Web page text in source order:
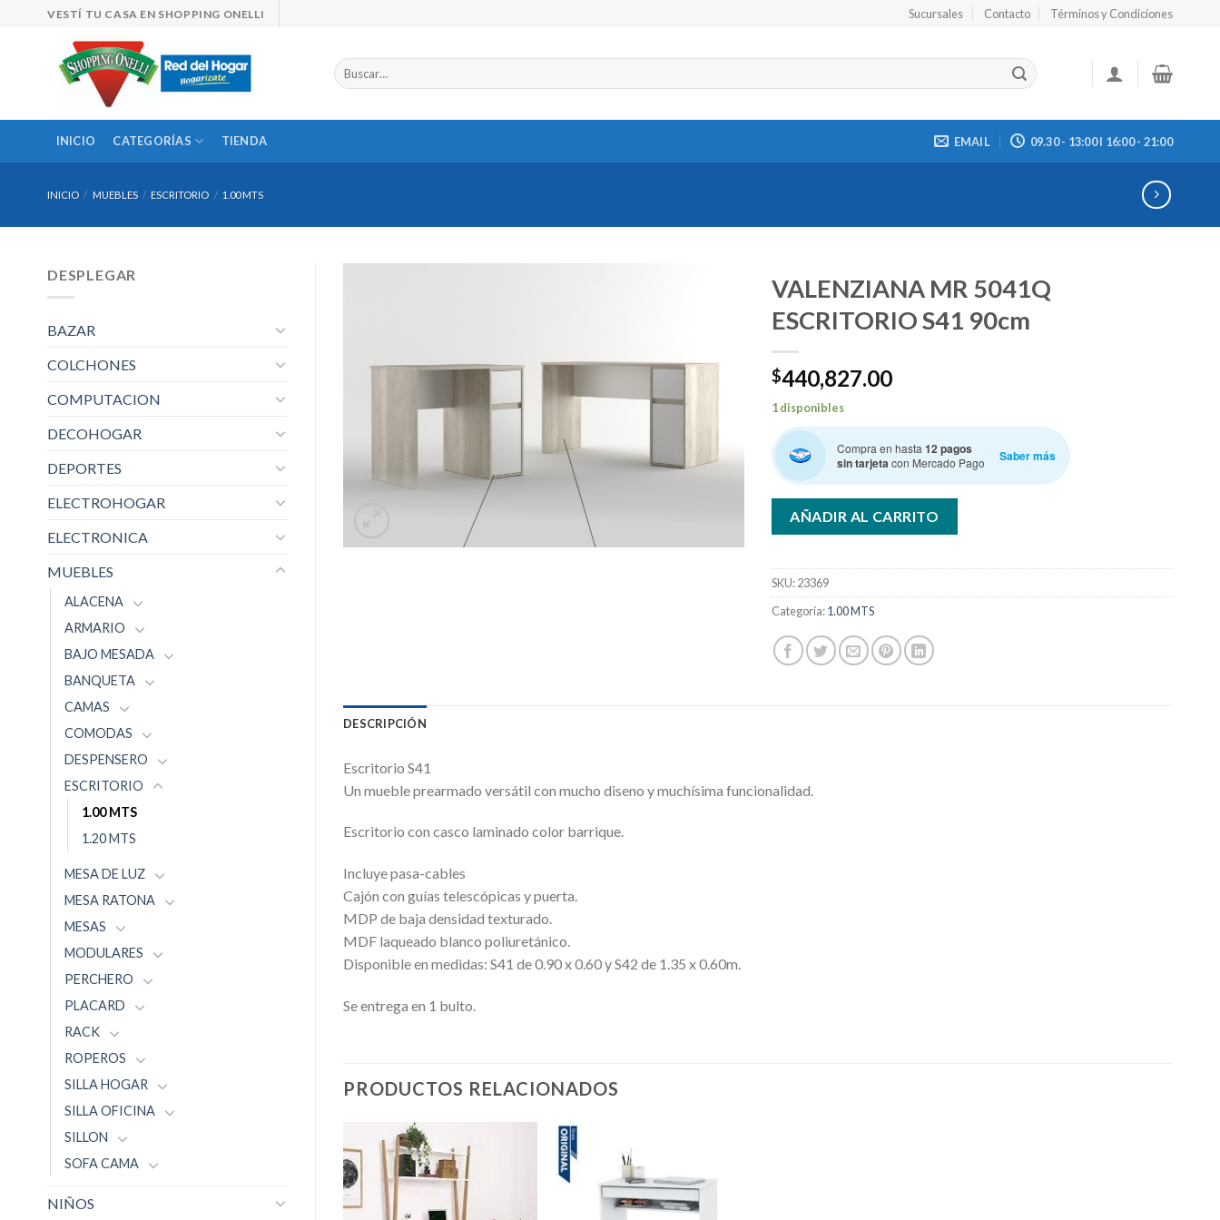
VESTÍ TU CASA EN SHOPPING ONELLI Sucursales Contacto Términos y Condiciones
Buscar
por:
INICIO CATEGORÍAS TIENDA EMAIL 09.30 - 13:00 I 16:00 - 21:00
INICIO / MUEBLES / ESCRITORIO / 1.00 MTS
DESPLEGAR
BAZAR
COLCHONES
COMPUTACION
DECOHOGAR
DEPORTES
ELECTROHOGAR
ELECTRONICA
MUEBLES
ALACENA
ARMARIO
BAJO MESADA
BANQUETA
CAMAS
COMODAS
DESPENSERO
ESCRITORIO
1.00 MTS
1.20 MTS
MESA DE LUZ
MESA RATONA
MESAS
MODULARES
PERCHERO
PLACARD
RACK
ROPEROS
SILLA HOGAR
SILLA OFICINA
SILLON
SOFA CAMA
NIÑOS
VALENZIANA MR 5041Q
ESCRITORIO S41 90cm
$440,827.00
1 disponibles
Compra en hasta 12 pagos
sin tarjetacon Mercado Pago Saber más
AÑADIR AL CARRITO
SKU:23369
Categoría:1.00 MTS
DESCRIPCIÓN
Escritorio S41
Un mueble prearmado versátil con mucho diseno y muchísima funcionalidad.
Escritorio con casco laminado color barrique.
Incluye pasa-cables
Cajón con guías telescópicas y puerta.
MDP de baja densidad texturado.
MDF laqueado blanco poliuretánico.
Disponible en medidas: S41 de 0.90 x 0.60 y S42 de 1.35 x 0.60m.
Se entrega en 1 bulto.
PRODUCTOS RELACIONADOS